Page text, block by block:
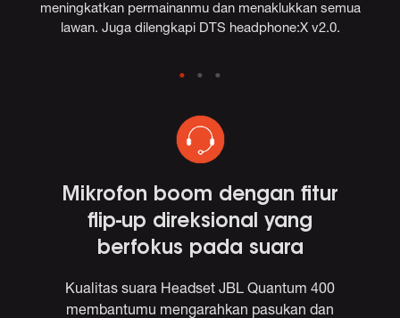
meningkatkan permainanmu dan menaklukkan semua
lawan. Juga dilengkapi DTS headphone:X v2.0.
Mikrofon boom dengan fitur
flip-up direksional yang
berfokus pada suara
Kualitas suara Headset JBL Quantum 400
membantumu mengarahkan pasukan dan